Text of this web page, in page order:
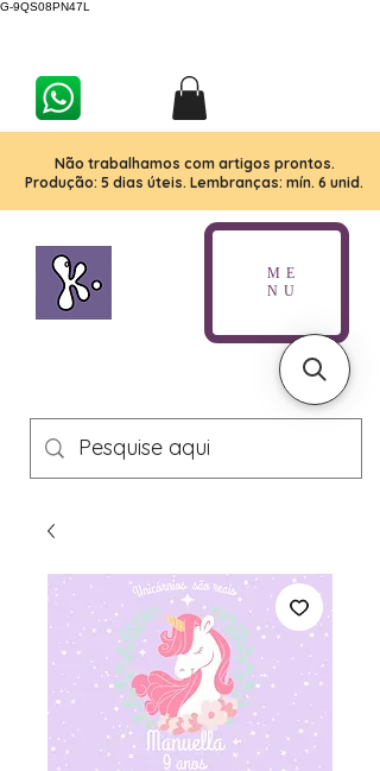
G-9QS08PN47L
Não trabalhamos com artigos prontos.
Produção: 5 dias úteis. Lembranças: mín. 6 unid.
ME
NU